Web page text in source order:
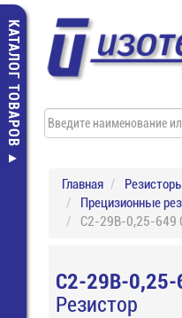
КАТАЛОГ ТОВАРОВ
Главная
Прецизионные
С2-29В-0,25-649
С2-29В-
Резистор